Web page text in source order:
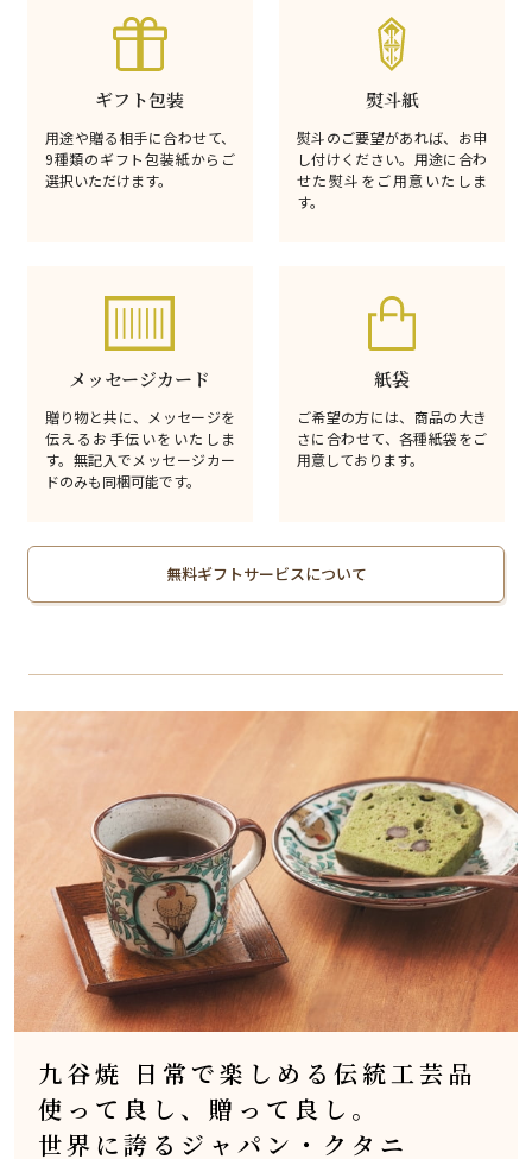
ギフト包装
用途や贈る相手に合わせて、
9種類のギフト包装紙からご
選択いただけます。
熨斗紙
熨斗のご要望があれば、お申
し付けください。用途に合わ
せた熨斗をご用意いたしま
す。
メッセージカード
贈り物と共に、メッセージを
伝えるお手伝いをいたしま
す。無記入でメッセージカー
ドのみも同梱可能です。
紙袋
ご希望の方には、商品の大き
さに合わせて、各種紙袋をご
用意しております。
無料ギフトサービスについて
九谷焼 日常で楽しめる伝統工芸品
使って良し、贈って良し。
世界に誇るジャパン・クタニ